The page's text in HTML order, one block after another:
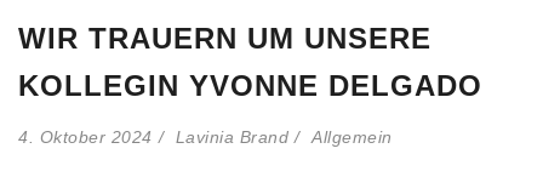
WIR TRAUERN UM UNSERE
KOLLEGIN YVONNE DELGADO
4. Oktober 2024 Lavinia Brand Allgemein